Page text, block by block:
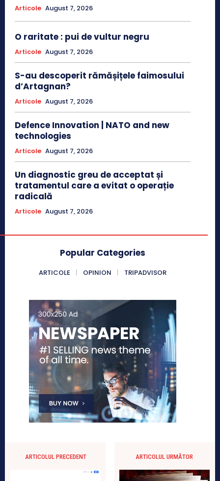
Articole August 7, 2026
O raritate : pui de vultur negru
Articole August 7, 2026
S-au descoperit rămășițele faimosului
d’Artagnan?
Articole August 7, 2026
Defence Innovation | NATO and new
technologies
Articole August 7, 2026
Un diagnostic greu de acceptat și
tratamentul care a evitat o operație
radicală
Articole August 7, 2026
Popular Categories
ARTICOLE OPINION TRIPADVISOR
ARTICOLUL PRECEDENT ARTICOLUL URMĂTOR